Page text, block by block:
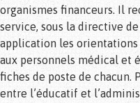
organismes financeurs. Il
service, sous la directive
application les
aux personnels médical et
fiches de poste de chacun.
entre l’éducatif et